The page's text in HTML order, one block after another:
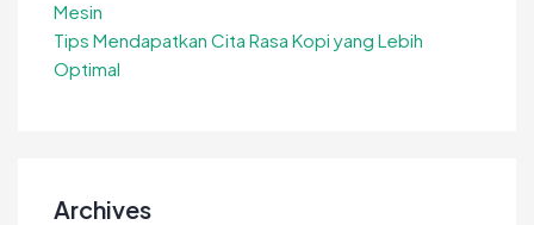
Mesin
Tips Mendapatkan Cita Rasa Kopi yang Lebih
Optimal
Archives